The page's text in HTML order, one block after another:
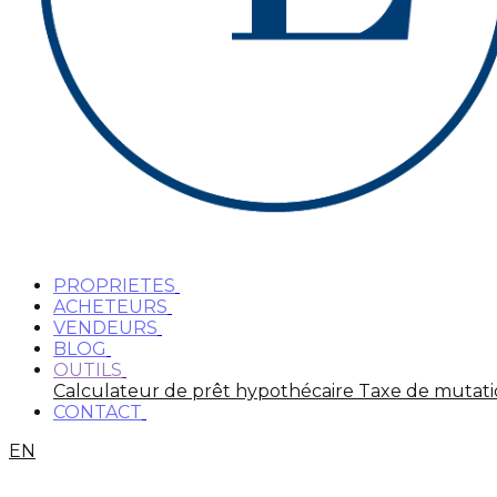
PROPRIETES
ACHETEURS
VENDEURS
BLOG
OUTILS
Calculateur de prêt hypothécaire Taxe de
CONTACT
EN